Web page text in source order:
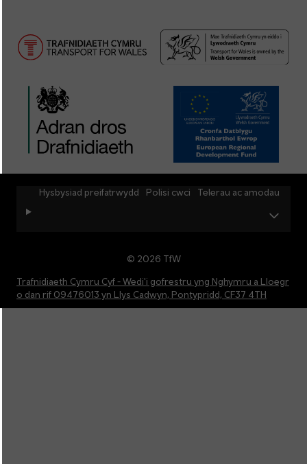
© 2026 TfW
Trafnidiaeth Cymru Cyf - Wedi'i gofrestru yng Nghymru a Lloegr
o dan rif 09476013 yn Llys Cadwyn, Pontypridd, CF37 4TH
Hysbysiad preifatrwydd Polisi cwci Telerau ac amodau